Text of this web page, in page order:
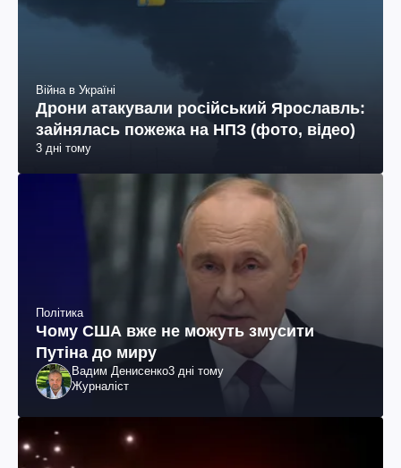
Війна в Україні
Дрони атакували російський Ярославль:
зайнялась пожежа на НПЗ (фото, відео)
3 дні тому
Політика
Чому США вже не можуть змусити
Путіна до миру
Вадим Денисенко3 дні тому
Журналіст